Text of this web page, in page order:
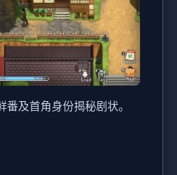
番及首角身份揭秘剧状。